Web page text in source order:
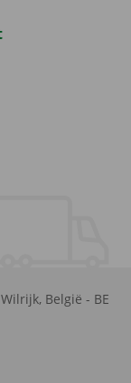
Wilrijk, België - BE